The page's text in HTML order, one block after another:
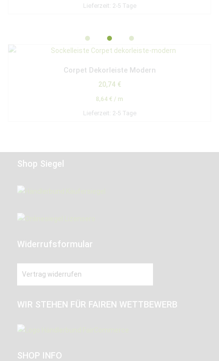
Lieferzeit: 2-5 Tage
Corpet Dekorleiste Modern
20,74 €
8,64 € / m
Lieferzeit: 2-5 Tage
Shop Siegel
Widerrufsformular
Vertrag widerrufen
WIR STEHEN FÜR FAIREN WETTBEWERB
SHOP INFO